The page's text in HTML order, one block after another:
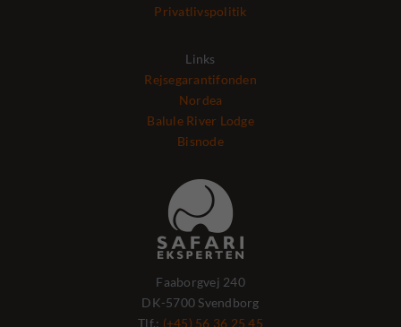
Privatlivspolitik
Links
Rejsegarantifonden
Nordea
Balule River Lodge
Bisnode
Faaborgvej 240
DK-5700 Svendborg
Tlf.: (+45) 56 36 25 45